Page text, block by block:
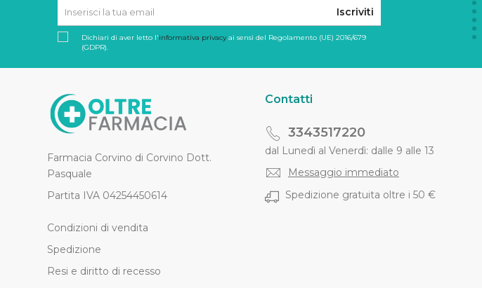
Iscriviti
Dichiari di aver letto l'informativa privacyai sensi del Regolamento (UE) 2016/679
(GDPR).
Farmacia Corvino di Corvino Dott.
Pasquale
Partita IVA 04254450614
Condizioni di vendita
Spedizione
Resi e diritto di recesso
Contatti
3343517220
dal Lunedì al Venerdì: dalle 9 alle 13
Messaggio immediato
Spedizione gratuita oltre i 50 €